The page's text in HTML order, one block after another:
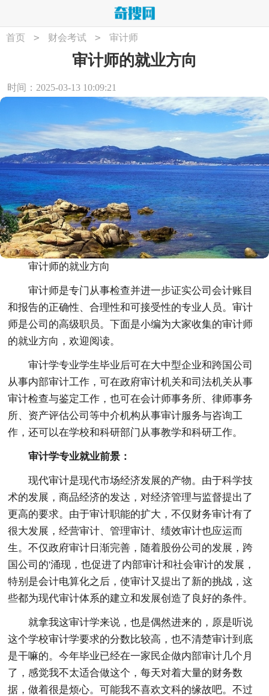
首页 > 财会考试 > 审计师
审计师的就业方向
时间：2025-03-13 10:09:21
审计师的就业方向
审计师是专门从事检查并进一步证实公司会计账目
和报告的正确性、合理性和可接受性的专业人员。审计
师是公司的高级职员。下面是小编为大家收集的审计师
的就业方向，欢迎阅读。
审计学专业学生毕业后可在大中型企业和跨国公司
从事内部审计工作，可在政府审计机关和司法机关从事
审计检查与鉴定工作，也可在会计师事务所、律师事务
所、资产评估公司等中介机构从事审计服务与咨询工
作，还可以在学校和科研部门从事教学和科研工作。
审计学专业就业前景：
现代审计是现代市场经济发展的产物。由于科学技
术的发展，商品经济的发达，对经济管理与监督提出了
更高的要求。由于审计职能的扩大，不仅财务审计有了
很大发展，经营审计、管理审计、绩效审计也应运而
生。不仅政府审计日渐完善，随着股份公司的发展，跨
国公司的'涌现，也促进了内部审计和社会审计的发展，
特别是会计电算化之后，使审计又提出了新的挑战，这
些都为现代审计体系的建立和发展创造了良好的条件。
就拿我这审计学来说，也是偶然进来的，原是听说
这个学校审计学要求的分数比较高，也不清楚审计到底
是干嘛的。今年毕业已经在一家民企做内部审计几个月
了，感觉我不太适合做这个，每天对着大量的财务数
据，做着很是烦心。可能我不喜欢文科的缘故吧。不过